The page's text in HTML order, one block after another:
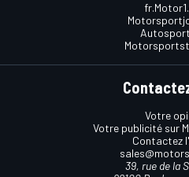
Votre
Votre publicité sur
Contactez
39, rue de la